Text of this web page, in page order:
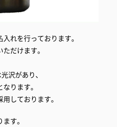
れを行っております。
だけます。
沢があり、
ります。
しております。
す。